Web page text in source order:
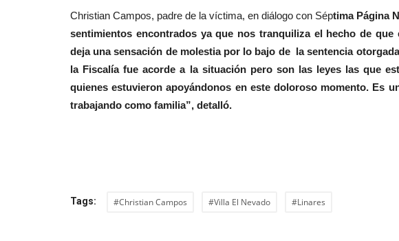
Christian Campos, padre de la víctima, en diálogo con Séptima Página
sentimientos encontrados ya que nos tranquiliza el hecho de
deja una sensación de molestia por lo bajo de la sentencia
la Fiscalía fue acorde a la situación pero son las leyes las que
quienes estuvieron apoyándonos en este doloroso momento. Es
trabajando como familia”, detalló.
Tags: #Christian Campos #Villa El Nevado #Linares